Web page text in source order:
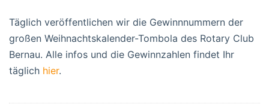
Täglich veröffentlichen wir die Gewinnnummern der
großen Weihnachtskalender-Tombola des Rotary Club
Bernau. Alle infos und die Gewinnzahlen findet Ihr
täglich hier.